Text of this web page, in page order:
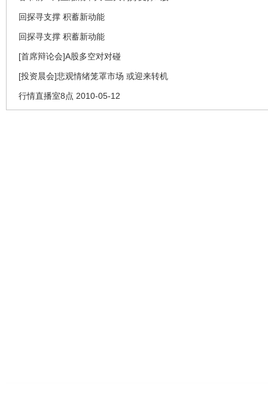
回探寻支撑 积蓄新动能
回探寻支撑 积蓄新动能
[首席辩论会]A股多空对对碰
[投资晨会]悲观情绪笼罩市场 或迎来转机
行情直播室8点 2010-05-12